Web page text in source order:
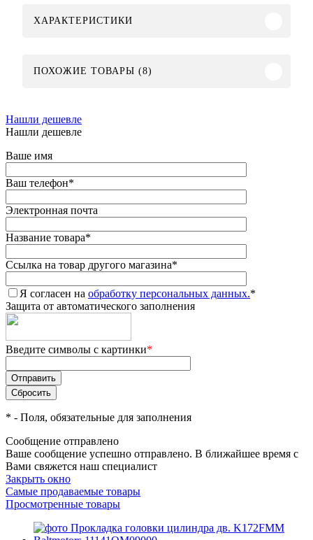
ХАРАКТЕРИСТИКИ
ПОХОЖИЕ ТОВАРЫ (8)
Нашли дешевле
Нашли дешевле
Ваше имя
Ваш телефон*
Электронная почта
Название товара*
Ссылка на товар другого магазина*
Я согласен на обработку персональных данных.*
Защита от автоматического заполнения
Введите символы с картинки*
* - Поля, обязательные для заполнения
Сообщение отправлено
Ваше сообщение успешно отправлено. В ближайшее время с
Вами свяжется наш специалист
Закрыть окно
Самые продаваемые товары
Просмотренные товары